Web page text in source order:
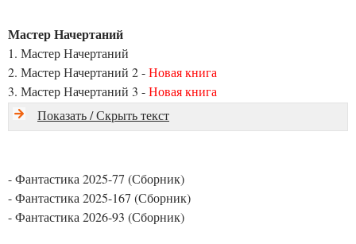
Мастер Начертаний
1. Мастер Начертаний
2. Мастер Начертаний 2 -Новая книга
3. Мастер Начертаний 3 -Новая книга
Показать / Скрыть текст
- Фантастика 2025-77 (Сборник)
- Фантастика 2025-167 (Сборник)
- Фантастика 2026-93 (Сборник)